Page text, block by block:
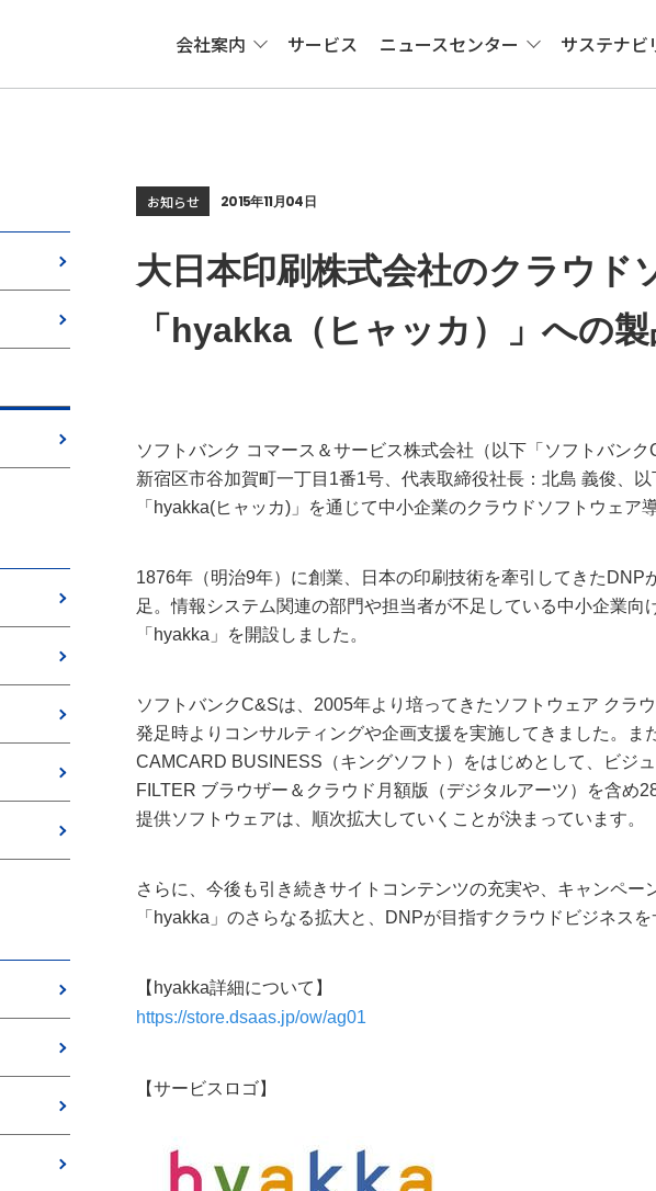
会社案内 サービス ニュースセンター サステナビ
お知らせ 2015年11月04日
大日本印刷株式会社のクラウド
「hyakka（ヒャッカ）」への
ソフトバンク コマース＆サービス株式会社（以下「ソフトバン
新宿区市谷加賀町一丁目1番1号、代表取締役社長：北島 義俊、
「hyakka(ヒャッカ)」を通じて中小企業のクラウドソフトウェア
1876年（明治9年）に創業、日本の印刷技術を牽引してきた
足。情報システム関連の部門や担当者が不足している中小企業
「hyakka」を開設しました。
ソフトバンクC&Sは、2005年より培ってきたソフトウェア クラ
発足時よりコンサルティングや企画支援を実施してきました。
CAMCARD BUSINESS（キングソフト）をはじめとして、ビジ
FILTER ブラウザー＆クラウド月額版（デジタルアーツ）を含め
提供ソフトウェアは、順次拡大していくことが決まっています。
さらに、今後も引き続きサイトコンテンツの充実や、キャンペ
「hyakka」のさらなる拡大と、DNPが目指すクラウドビジネス
【hyakka詳細について】
https://store.dsaas.jp/ow/ag01
【サービスロゴ】